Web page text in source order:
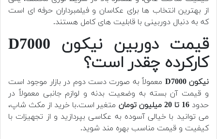
از بهترین انتخاب ها برای عکاسان و فیلمبرداران حرفه ای است
که به دنبال دوربینی با قابلیت های کامل هستند.
قیمت دوربین نیکون D7000
کارکرده چقدر است؟
نیکون D7000
معمولاً به صورت دست دوم در بازار موجود است
و قیمت آن بسته به وضعیت بدنه و لوازم جانبی معمولاً در
حدود16 تا 20 میلیون تومان متغیر است.با خرید از مکث شاپ،
می توانید با خیالی آسوده به عکاسی بپردازید و از تجهیزات با
کیفیت و قیمت مناسب بهره مند شوید.